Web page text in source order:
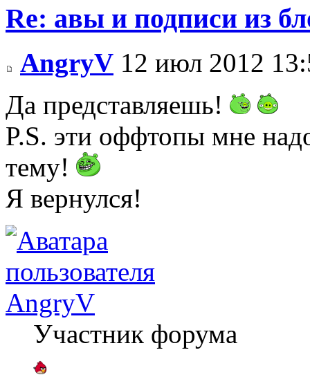
Re: авы и подписи из
AngryV 12 июл 2012
Да представляешь!
P.S. эти оффтопы мне
тему!
Я вернулся!
AngryV
Участник форума